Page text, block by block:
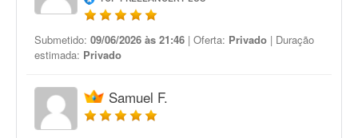
Submetido: 09/06/2026 às 21:46 | Oferta: Privado | Duração
estimada: Privado
Samuel F.